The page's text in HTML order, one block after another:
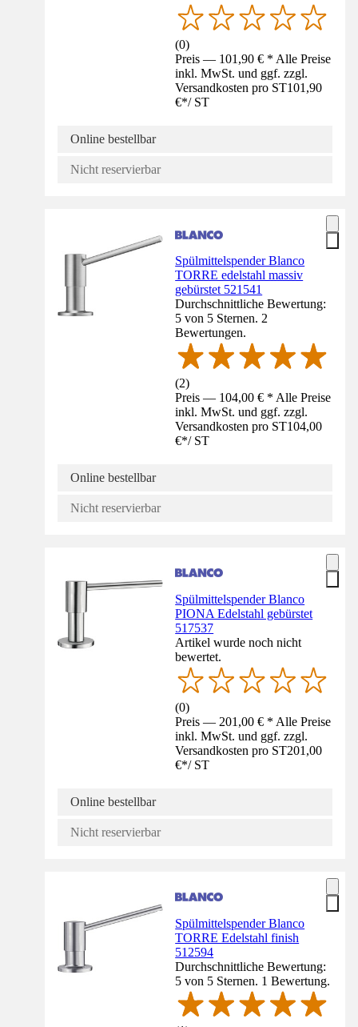
(0)
Preis — 101,90 € * Alle Preise
inkl. MwSt. und ggf. zzgl.
Versandkosten pro ST101,90
€*/ ST
Online bestellbar
Nicht reservierbar
Spülmittelspender Blanco
TORRE edelstahl massiv
gebürstet 521541
Durchschnittliche Bewertung:
5 von 5 Sternen. 2
Bewertungen.
(2)
Preis — 104,00 € * Alle Preise
inkl. MwSt. und ggf. zzgl.
Versandkosten pro ST104,00
€*/ ST
Online bestellbar
Nicht reservierbar
Spülmittelspender Blanco
PIONA Edelstahl gebürstet
517537
Artikel wurde noch nicht
bewertet.
(0)
Preis — 201,00 € * Alle Preise
inkl. MwSt. und ggf. zzgl.
Versandkosten pro ST201,00
€*/ ST
Online bestellbar
Nicht reservierbar
Spülmittelspender Blanco
TORRE Edelstahl finish
512594
Durchschnittliche Bewertung:
5 von 5 Sternen. 1 Bewertung.